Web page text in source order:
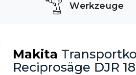
Werkzeuge
Makita
Reciprosäge DJR